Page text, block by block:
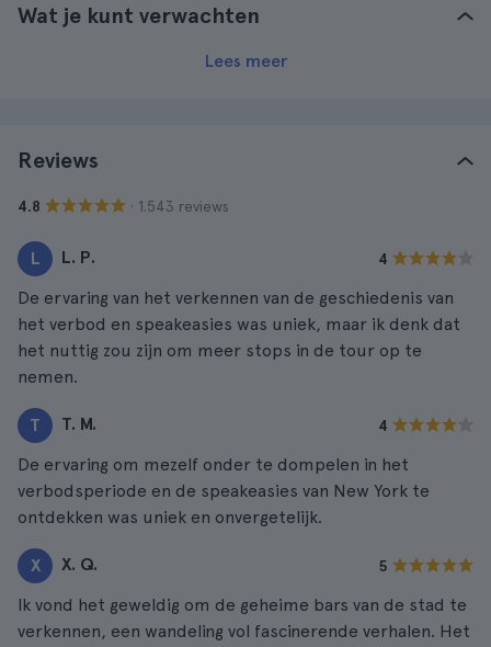
Wat je kunt verwachten
Lees meer
Reviews
4.8 · 1.543 reviews
L L. P. 4
De ervaring van het verkennen van de geschiedenis van
het verbod en speakeasies was uniek, maar ik denk dat
het nuttig zou zijn om meer stops in de tour op te
nemen.
T T. M. 4
De ervaring om mezelf onder te dompelen in het
verbodsperiode en de speakeasies van New York te
ontdekken was uniek en onvergetelijk.
X X. Q. 5
Ik vond het geweldig om de geheime bars van de stad te
verkennen, een wandeling vol fascinerende verhalen. Het